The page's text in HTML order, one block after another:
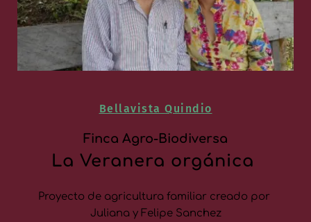
Bellavista Quindio
Finca Agro-Biodiversa
La Veranera orgánica
Proyecto de agricultura familiar creado por
Juliana y Felipe Sanchez